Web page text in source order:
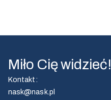
Miło Cię widzieć!
Kontakt :
nask@nask.pl